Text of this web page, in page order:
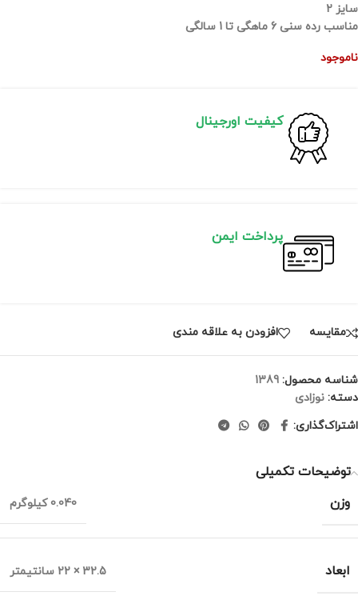
سایز 2
مناسب رده سنی 6 ماهگی تا 1 سالگی
ناموجود
کیفیت اورجینال
پرداخت ایمن
مقايسه افزودن به علاقه مندی
شناسه محصول: 1389
دسته: نوزادی
اشتراک‌گذاری:
توضیحات تکمیلی
وزن
0.040 کیلوگرم
ابعاد 32.5 × 22 سانتیمتر